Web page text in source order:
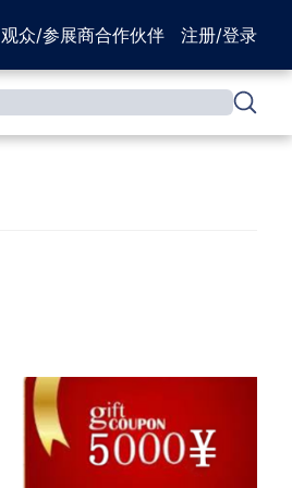
观众/参展商合作伙伴 注册/登录